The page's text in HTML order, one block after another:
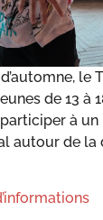
le
de 13 à
à
autour de la